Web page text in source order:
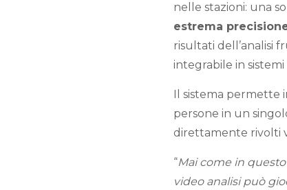
nelle stazioni: una
estrema
risultati dell’analisi
integrabile in
Il sistema permette
persone in un
direttamente rivolti
“Mai come in
video analisi può